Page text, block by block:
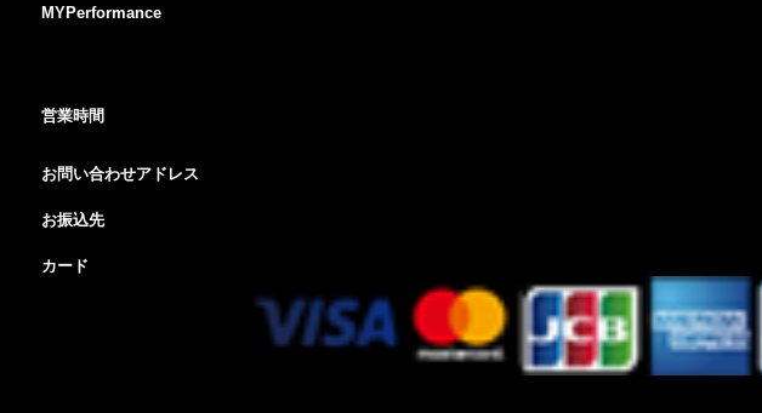
MYPerformance
営業時間
お問い合わせアドレス
お振込先
カード